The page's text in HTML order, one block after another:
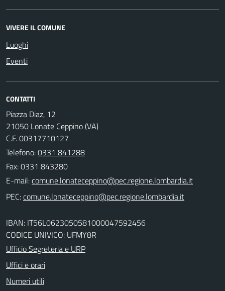
VIVERE IL COMUNE
Luoghi
Eventi
CONTATTI
Piazza Diaz, 12
21050 Lonate Ceppino (VA)
C.F. 00317710127
Telefono:0331 841288
Fax: 0331 843280
E-mail:
PEC:
IBAN: IT56L0623050581000047592456
CODICE UNIVICO: UFMY8R
Ufficio Segreteria e URP
Uffici e orari
Numeri utili